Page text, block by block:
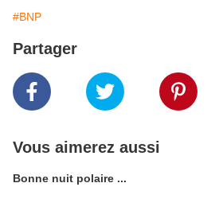
#BNP
Partager
Vous aimerez aussi
Bonne nuit polaire ...